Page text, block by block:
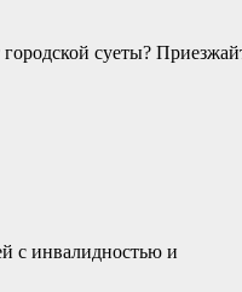
суеты?
с инвалидностью и